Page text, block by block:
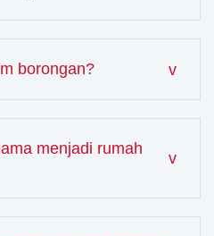
borongan?
menjadi rumah